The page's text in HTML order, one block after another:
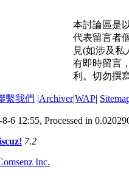
本討論區是
代表留言者
見(如涉及
有即時留言
利。切勿撰
繫我們 |Archiver|WAP|
6 12:55, Processed in
7.2
Inc.